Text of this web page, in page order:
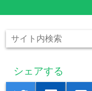
シェアする